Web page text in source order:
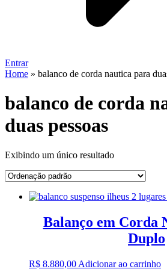
Entrar
Home » balanco de corda nautica para
balanco de corda
duas pessoas
Exibindo um único resultado
Balanço em Corda
Duplo
R$ 8.880,00 Adicionar ao carrinho